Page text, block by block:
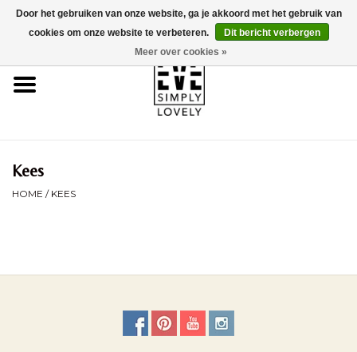
0 Artikelen - €0,00
Home
Duurzaamheid
Kees
HOME / KEES
Door het gebruiken van onze website, ga je akkoord met het gebruik van
cookies om onze website te verbeteren.
Dit bericht verbergen
Meer over cookies »